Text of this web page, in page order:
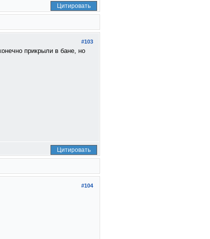
Цитировать
#103
прикрыли в бане, но
Цитировать
#104